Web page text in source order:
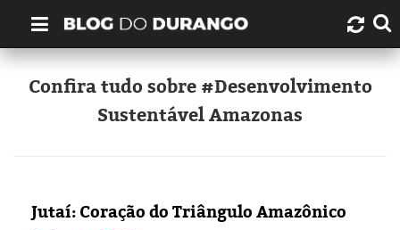
Quem é Durango Duarte?
Links úteis
Artigos
Confira tudo sobre #Desenvolvimento
Sustentável Amazonas
Jutaí: Coração do Triângulo Amazônico